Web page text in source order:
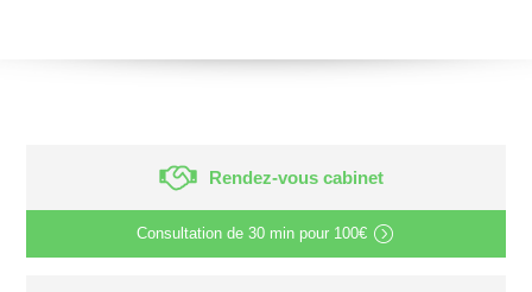
Rendez-vous cabinet
Consultation de 30 min pour 100€